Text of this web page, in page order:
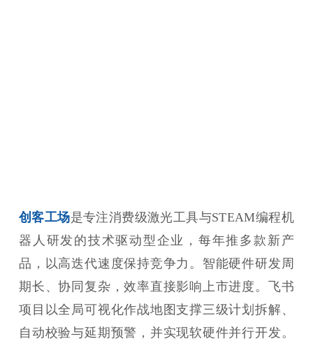
创客工场是专注消费级激光工具与STEAM编程机
器人研发的技术驱动型企业，每年推多款新产
品，以高迭代速度保持竞争力。智能硬件研发周
期长、协同复杂，效率直接影响上市进度。飞书
项目以全局可视化作战地图支撑三级计划拆解、
自动校验与延期预警，并实现软硬件并行开发。